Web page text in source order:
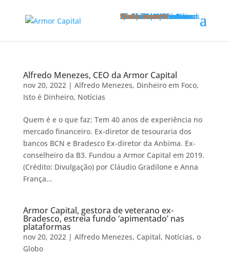
Institucional
Quem Somos
Nossa Equipe
Conselho Consultivo
Fundos
Armor Axe
Armor Sword
Armor Prev
Rentabilidade
Materiais Informativos
Na Mídia
Carta do Gestor
Histórico de Cartas
Carta do Mês
Lâminas
Histórico de Lâminas
Lâmina do Mês Axe
Lâmina do Mês Prev
Lâmina do Mês Sword
Cadastre-se
Compliance
Onde Investir
Alfredo Menezes, CEO da Armor Capital
nov 20, 2022| Alfredo Menezes, Dinheiro em Foco,
Isto é Dinheiro, Notícias
Quem é e o que faz: Tem 40 anos de experiência no
mercado financeiro. Ex-diretor de tesouraria dos
bancos BCN e Bradesco Ex-diretor da Anbima. Ex-
conselheiro da B3. Fundou a Armor Capital em 2019.
(Crédito: Divulgação) por Cláudio Gradilone e Anna
França...
Armor Capital, gestora de veterano ex-
Bradesco, estreia fundo ‘apimentado’ nas
plataformas
nov 20, 2022| Alfredo Menezes, Capital, Notícias, o
Globo